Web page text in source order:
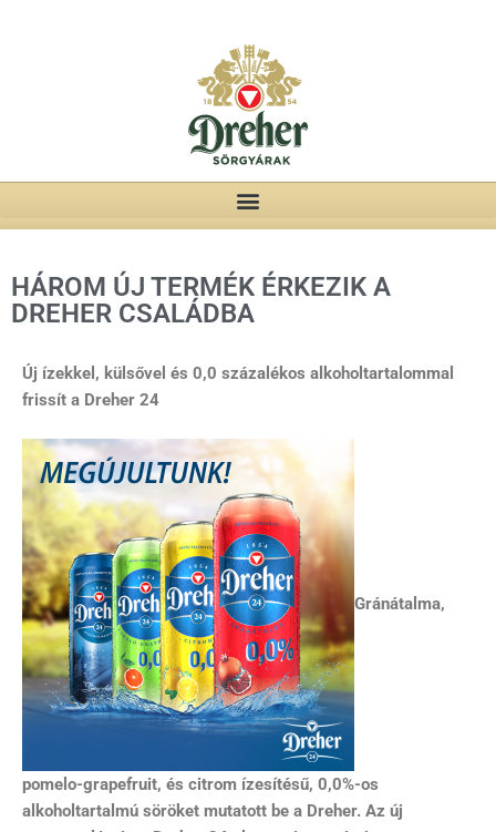
HÁROM ÚJ TERMÉK ÉRKEZIK A
DREHER CSALÁDBA
Új ízekkel, külsővel és 0,0 százalékos alkoholtartalommal
frissít a Dreher 24
Gránátalma,
pomelo-grapefruit, és citrom ízesítésű, 0,0%-os
alkoholtartalmú söröket mutatott be a Dreher. Az új